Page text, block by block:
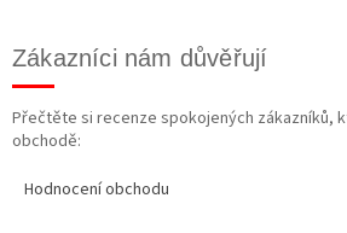
Zákazníci nám důvěřují
Přečtěte si recenze spokojených zákazníků,
obchodě:
Hodnocení obchodu